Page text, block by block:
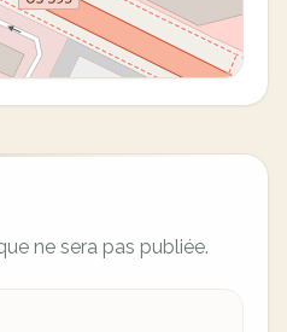
ne sera pas publiée.